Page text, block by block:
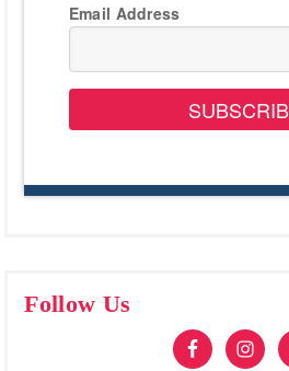
Email Address
Follow Us